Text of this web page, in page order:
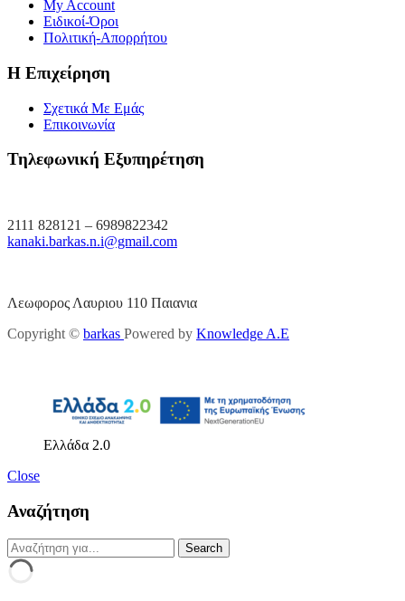
My Account
Ειδικοί-Όροι
Πολιτική-Απορρήτου
Η Επιχείρηση
Σχετικά Με Εμάς
Επικοινωνία
Τηλεφωνική Εξυπηρέτηση
2111 828121 – 6989822342
kanaki.barkas.n.i@gmail.com
Λεωφορος Λαυριου 110 Παιανια
Copyright © barkas Powered by Knowledge A.E
Ελλάδα 2.0
Close
Αναζήτηση